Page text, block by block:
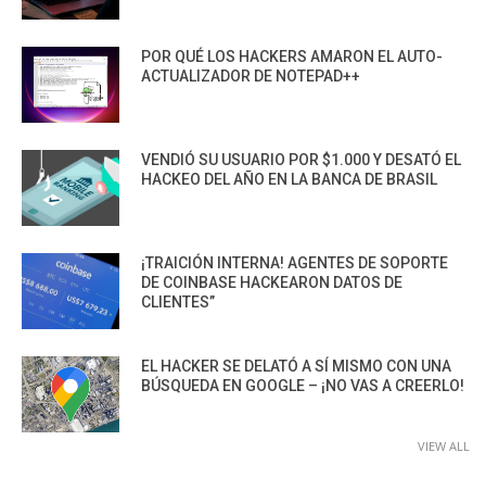
POR QUÉ LOS HACKERS AMARON EL AUTO-
ACTUALIZADOR DE NOTEPAD++
VENDIÓ SU USUARIO POR $1.000 Y DESATÓ EL
HACKEO DEL AÑO EN LA BANCA DE BRASIL
¡TRAICIÓN INTERNA! AGENTES DE SOPORTE
DE COINBASE HACKEARON DATOS DE
CLIENTES”
EL HACKER SE DELATÓ A SÍ MISMO CON UNA
BÚSQUEDA EN GOOGLE – ¡NO VAS A CREERLO!
VIEW ALL